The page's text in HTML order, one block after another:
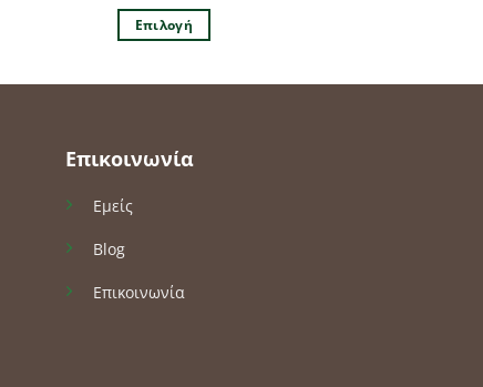
Επιλογή
πολλαπλές
να
Επικοινωνία
Εμείς
Blog
Επικοινωνία